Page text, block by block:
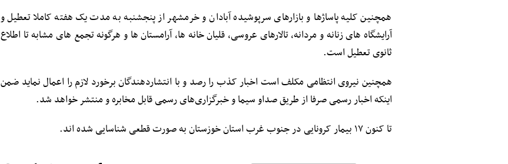
همچنین کلیه پاساژها و بازارهای سرپوشیده آبادان و خرمشهر از پنجشنبه به مدت یک هفته کاملا تعطیل و
آرایشگاه های زنانه و مردانه، تالارهای عروسی، قلیان خانه ها، آرامستان ها و هرگونه تجمع های مشابه تا اطلاع
ثانوی تعطیل است.
همچنین نیروی انتظامی مکلف است اخبار کذب را رصد و با انتشاردهندگان برخورد لازم را اعمال نماید ضمن
اینکه اخبار رسمی صرفا از طریق صداو سیما و خبرگزاری‌های رسمی قابل مخابره و منتشر خواهد شد.
تا کنون ۱۷ بیمار کرونایی در جنوب غرب استان خوزستان به صورت قطعی شناسایی شده اند.